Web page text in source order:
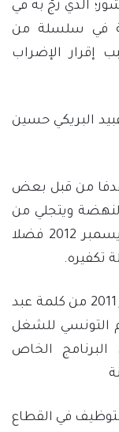
الذي زُجَّ به في
في سلسلة من
إقرار الإضراب
البريكي حسين
من قبل بعض
ويتجلي من
خلال الهجوم على مقر الاتحاد في 4 ديسمبر 2012 فضلا
تكفيره.
– الشعب عدد مؤرخ في 08 نوفمبر 2011 من كلمة عبد
التونسي للشغل
البرنامج الخاص
في القطاع